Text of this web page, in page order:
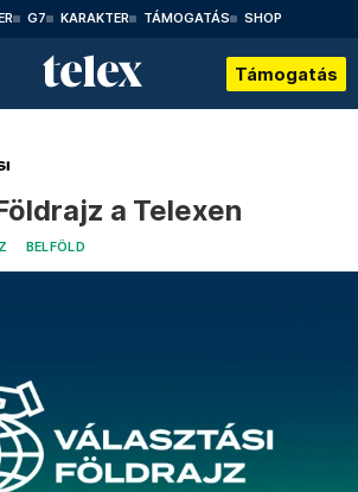
G7 KARAKTER TÁMOGATÁS SHOP
Támogatás
a Telexen
BELFÖLD